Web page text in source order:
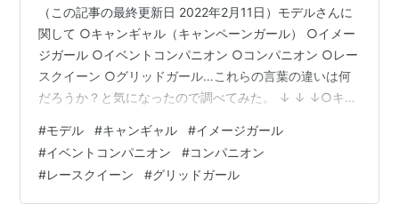
（この記事の最終更新日 2022年2月11日）モデルさんに
関して ○キャンギャル（キャンペーンガール） ○イメー
ジガール ○イベントコンパニオン ○コンパニオン ○レー
スクイーン ○グリッドガール…これらの言葉の違いは何
だろうか？と気になったので調べてみた。 ↓ ↓ ↓○キャ
販売促進などのキャンペーンで登用するモデルやタレン
トなどのこと。 ○イメージガール： 「キャンギャル」と
ほぼ同じ。 ○イベントコンパニオン： 「キャンギャル」
や「イメージガール」とほぼ同じ。 ○コンパニオン： 同
#モデル #キャンギャル #イメージガール
#イベントコンパニオン #コンパニオン
#レースクイーン #グリッドガール